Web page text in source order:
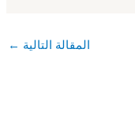
المقالة التالية ←